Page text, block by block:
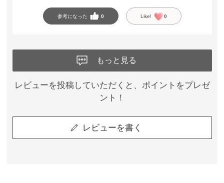
参考になった 0 Like! 0
もっと見る
レビューを投稿していただくと、ポイントをプレゼ
ント！
レビューを書く